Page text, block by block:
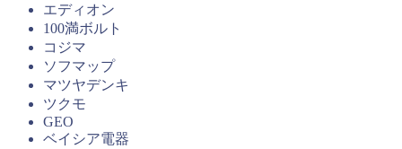
エディオン
100満ボルト
コジマ
ソフマップ
マツヤデンキ
ツクモ
GEO
ベイシア電器